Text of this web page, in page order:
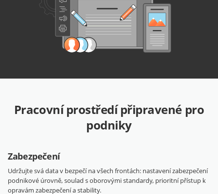
Pracovní prostředí připravené pro
podniky
Zabezpečení
Udržujte svá data v bezpečí na všech frontách: nastavení zabezpečení
podnikové úrovně, soulad s oborovými standardy, prioritní přístup k
opravám zabezpečení a stability.